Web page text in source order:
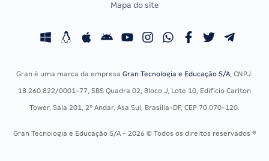
Concursos Fiscais
Concursos Saúde
Residência Multiprofissional
Calendário OAB
Mapa do site
Gran é uma marca da empresa Gran Tecnologia e Educação S/A, CNPJ:
18.260.822/0001-77, SBS Quadra 02, Bloco J, Lote 10, Edifício Carlton
Tower, Sala 201, 2º Andar, Asa Sul, Brasília-DF, CEP 70.070-120.
Gran Tecnologia e Educação S/A - 2026 © Todos os direitos reservados ®